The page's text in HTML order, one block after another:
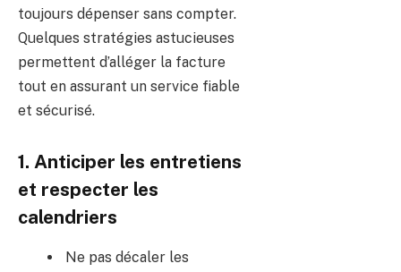
toujours dépenser sans compter.
Quelques stratégies astucieuses
permettent d’alléger la facture
tout en assurant un service fiable
et sécurisé.
1. Anticiper les entretiens
et respecter les
calendriers
Ne pas décaler les